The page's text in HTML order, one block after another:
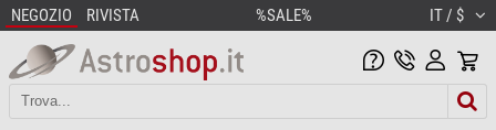
NEGOZIO RIVISTA %SALE% IT / $